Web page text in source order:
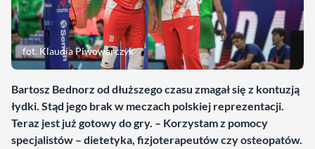
fot. Klaudia Piwowarczyk
Bartosz Bednorz od dłuższego czasu zmagał się z kontuzją
łydki. Stąd jego brak w meczach polskiej reprezentacji.
Teraz jest już gotowy do gry. – Korzystam z pomocy
specjalistów – dietetyka, fizjoterapeutów czy osteopatów.